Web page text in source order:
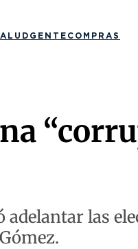
GENTE COMPRAS
las